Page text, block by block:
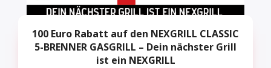
100 Euro Rabatt auf den NEXGRILL CLASSIC
5-BRENNER GASGRILL – Dein nächster Grill
ist ein NEXGRILL